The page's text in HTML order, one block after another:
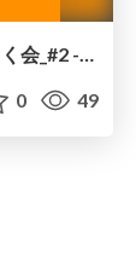
20190202_JAWS-UG鹿児島もくもく会_#2 - 進行.pdf
0 49